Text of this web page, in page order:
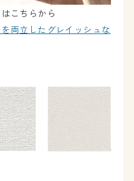
こちらから
両立したグレイッシュな